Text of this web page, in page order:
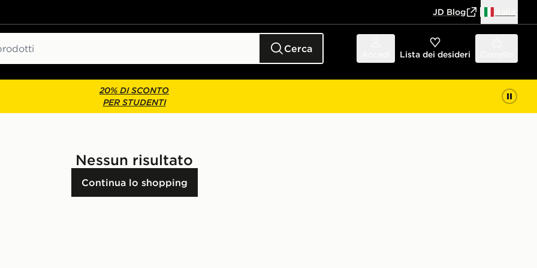
JD Blog
Cerca Lista dei desideri
20% DI SCONTO
PER STUDENTI
Nessun risultato
Continua lo shopping